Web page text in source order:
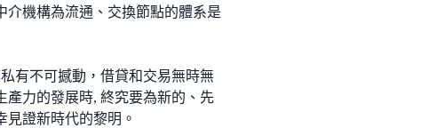
介機構為流通、交換節點的體系是
有不可撼動，借貸和交易無時無
產力的發展時, 終究要為新的、先
證新時代的黎明。